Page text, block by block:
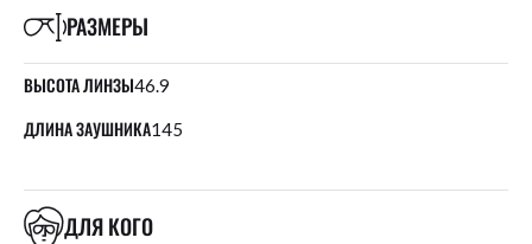
РАЗМЕРЫ
ВЫСОТА ЛИНЗЫ46.9
ДЛИНА ЗАУШНИКА145
ДЛЯ КОГО